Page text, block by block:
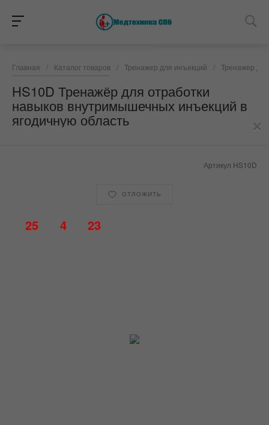
Главная / Каталог товаров / Тренажер для инъекций / Тренажер
HS10D Тренажёр для отработки
навыков внутримышечных инъекций в
ягодичную область
Артикул HS10D
ОТЛОЖИТЬ
×
25 4 23